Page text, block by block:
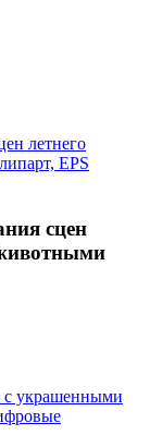
сцен